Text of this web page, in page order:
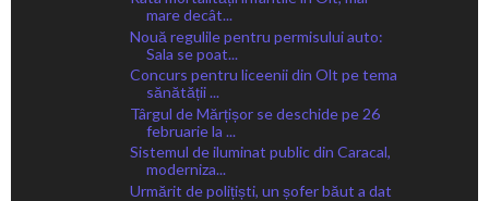
mare decât...
Nouă regulile pentru permisului auto:
Sala se poat...
Concurs pentru liceenii din Olt pe tema
sănătății ...
Târgul de Mărțișor se deschide pe 26
februarie la ...
Sistemul de iluminat public din Caracal,
moderniza...
Urmărit de polițiști, un șofer băut a dat